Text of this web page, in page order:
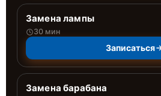
Замена лампы
30 мин
Записаться
Замена барабана